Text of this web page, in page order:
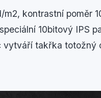
kontrastní poměr
10bitový IPS
takřka totožný